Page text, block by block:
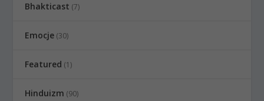
Bhakticast (7)
Emocje (30)
Featured (1)
Hinduizm (90)